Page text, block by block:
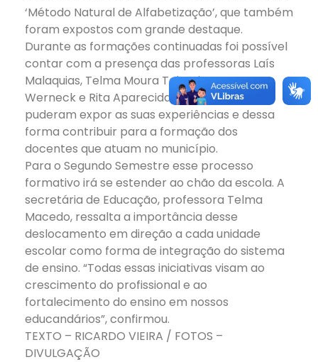
‘Método Natural de Alfabetização’, que também
foram expostos com grande destaque.
Durante as formações continuadas foi possível
contar com a presença das professoras Laís
Malaquias, Telma Moura Tolentino, Ana
Werneck e Rita Aparecida Cândido, que
puderam expor as suas experiências e dessa
forma contribuir para a formação dos
docentes que atuam no município.
Para o Segundo Semestre esse processo
formativo irá se estender ao chão da escola. A
secretária de Educação, professora Telma
Macedo, ressalta a importância desse
deslocamento em direção a cada unidade
escolar como forma de integração do sistema
de ensino. “Todas essas iniciativas visam ao
crescimento do profissional e ao
fortalecimento do ensino em nossos
educandários”, confirmou.
TEXTO – RICARDO VIEIRA / FOTOS –
DIVULGAÇÃO